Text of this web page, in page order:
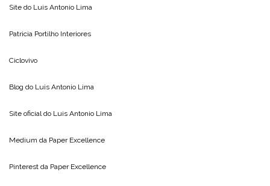
Site do Luis Antonio Lima
Patricia Portilho Interiores
Ciclovivo
Blog do Luis Antonio Lima
Site oficial do Luis Antonio Lima
Medium da Paper Excellence
Pinterest da Paper Excellence